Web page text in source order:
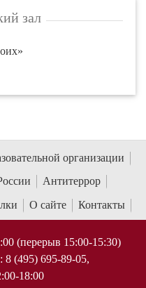
зал
организации
Антитеррор
О сайте Контакты
(перерыв 15:00-15:30)
8 (495) 695-89-05,
18:00